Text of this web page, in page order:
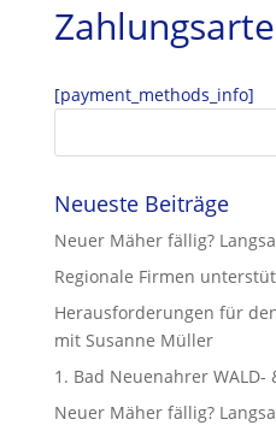
[payment_methods_info]
Neueste Beiträge
Neuer Mäher fällig?
Regionale Firmen
Herausforderungen für
mit Susanne Müller
1. Bad Neuenahrer WALD-
Neuer Mäher fällig?